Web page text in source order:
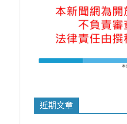
近期文章